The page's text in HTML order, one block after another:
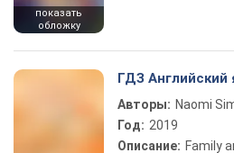
показать
обложку
ГДЗ Английский
Авторы: Naomi
Год: 2019
Описание: Family